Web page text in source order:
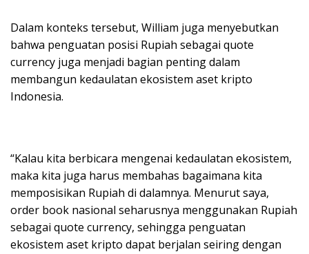
Dalam konteks tersebut, William juga menyebutkan
bahwa penguatan posisi Rupiah sebagai quote
currency juga menjadi bagian penting dalam
membangun kedaulatan ekosistem aset kripto
Indonesia.
“Kalau kita berbicara mengenai kedaulatan ekosistem,
maka kita juga harus membahas bagaimana kita
memposisikan Rupiah di dalamnya. Menurut saya,
order book nasional seharusnya menggunakan Rupiah
sebagai quote currency, sehingga penguatan
ekosistem aset kripto dapat berjalan seiring dengan